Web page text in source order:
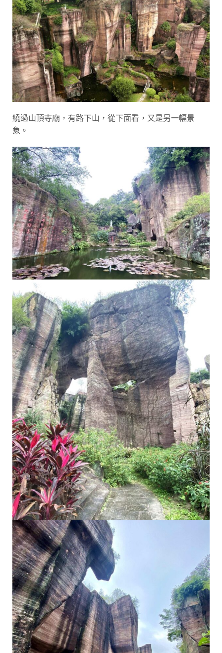
繞過山頂寺廟，有路下山，從下面看，又是另一幅景
象。